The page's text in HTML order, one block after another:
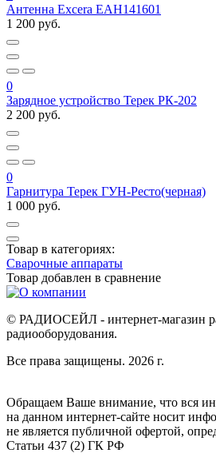
Антенна Excera EAH141601
1 200 руб.
0
Зарядное устройство Терек РК-202
2 200 руб.
0
Гарнитура Терек ГУН-Ресто(черная)
1 000 руб.
Товар в категориях:
Сварочные аппараты
Товар добавлен в сравнение
© РАДИОСЕЙЛ - интернет-магазин
радиооборудования.
Все права защищены. 2026 г.
Обращаем Ваше внимание, что вся
на данном интернет-сайте носит
не является публичной офертой,
Статьи 437 (2) ГК РФ